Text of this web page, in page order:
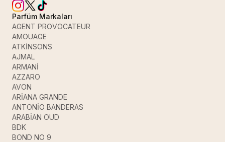
Parfüm Markaları
AGENT PROVOCATEUR
AMOUAGE
ATKİNSONS
AJMAL
ARMANİ
AZZARO
AVON
ARİANA GRANDE
ANTONİO BANDERAS
ARABİAN OUD
BDK
BOND NO 9